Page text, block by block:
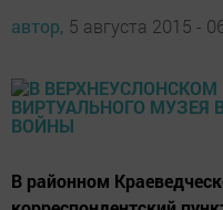
автор, 5 августа 2015 -
В районном